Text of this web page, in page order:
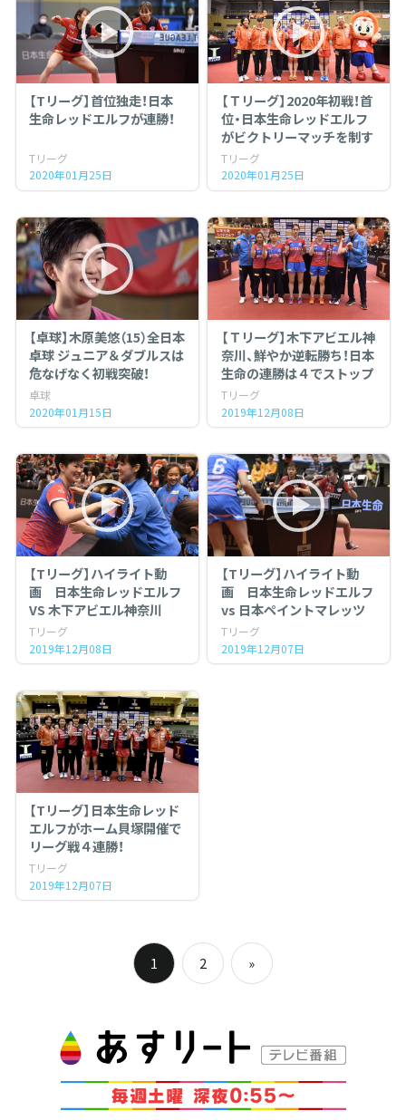
【Tリーグ】首位独走！日本
生命レッドエルフが連勝！
Tリーグ
2020年01月25日
【Ｔリーグ】2020年初戦！首
位・日本生命レッドエルフ
がビクトリーマッチを制す
Tリーグ
2020年01月25日
【卓球】木原美悠（15）全日本
卓球 ジュニア＆ダブルスは
危なげなく初戦突破！
卓球
2020年01月15日
【Ｔリーグ】木下アビエル神
奈川、鮮やか逆転勝ち！日本
生命の連勝は４でストップ
Tリーグ
2019年12月08日
【Tリーグ】ハイライト動
画 日本生命レッドエルフ
VS 木下アビエル神奈川
Tリーグ
2019年12月08日
【Tリーグ】ハイライト動
画 日本生命レッドエルフ
vs 日本ペイントマレッツ
Tリーグ
2019年12月07日
【Tリーグ】日本生命レッド
エルフがホーム貝塚開催で
リーグ戦４連勝！
Tリーグ
2019年12月07日
1 2 Next
Posts
»